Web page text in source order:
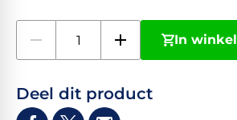
In
Deel dit product